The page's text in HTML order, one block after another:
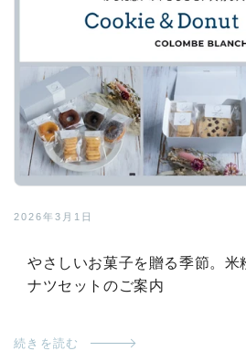
2026年3月1日
やさしいお菓子を贈る季節。米
ナツセットのご案内
続きを読む